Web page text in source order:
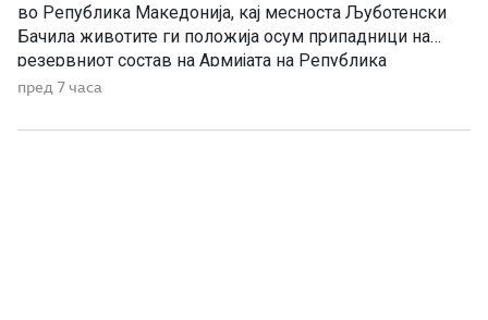
во Република Македонија, кај месноста Љуботенски
Бачила животите ги положија осум припадници на
резервниот состав на Армијата на Република
Македонија. Нивното загинување остана запишано
македонска историја и траен потсетник на жртвата
пред 7 часа